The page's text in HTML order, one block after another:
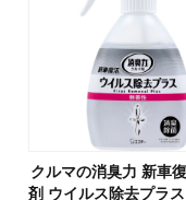
クルマの消臭力 新車
剤 ウイルス除去プラ